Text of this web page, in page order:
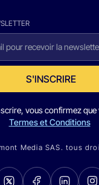
S'INSCRIRE
vous confirmez
Termes et Conditions
Media SAS. tous